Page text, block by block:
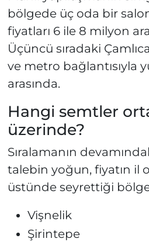
bölgede üç oda bir
fiyatları 6 ile 8 milyon
Üçüncü sıradaki
ve metro bağlantısıyla
arasında.
Hangi semtler
üzerinde?
Sıralamanın
talebin yoğun, fiyatın il
üstünde seyrettiği
Vişnelik
Şirintepe